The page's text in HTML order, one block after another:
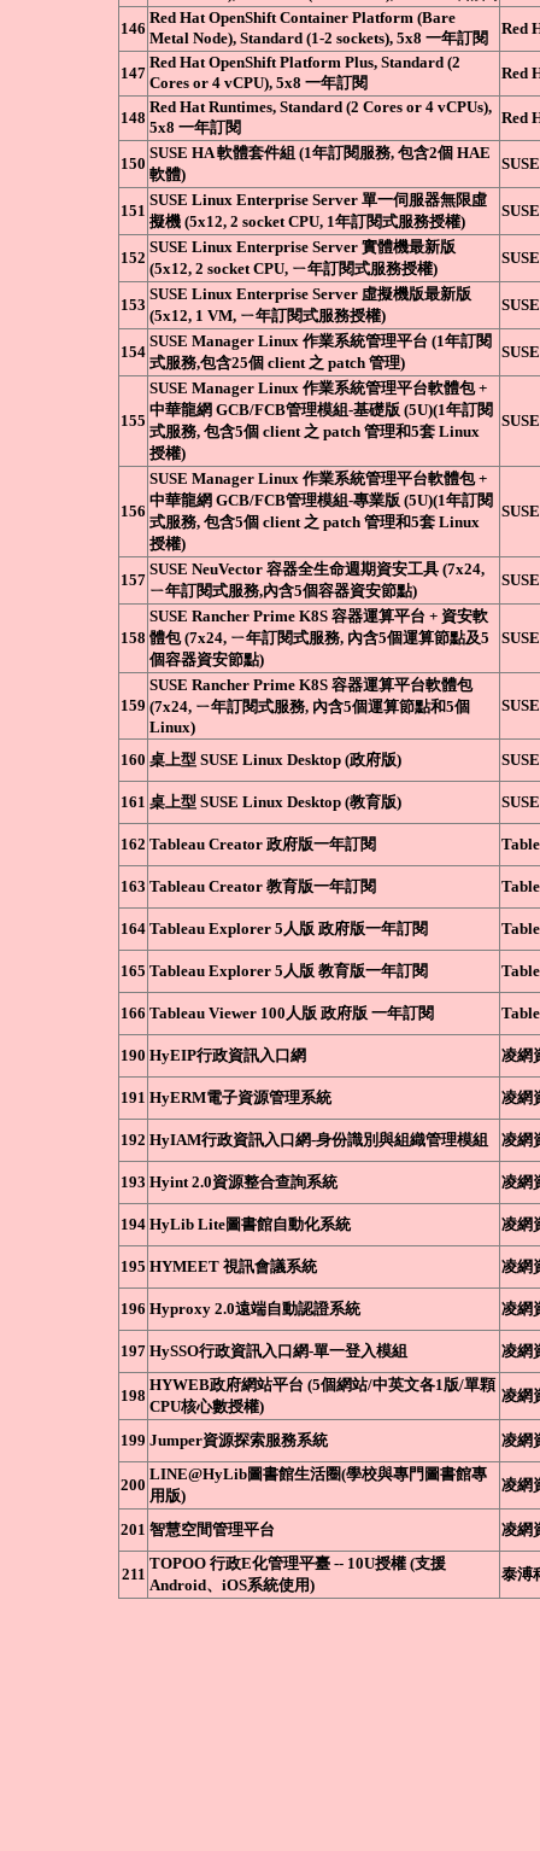
146
Red Hat OpenShift Container Platform (Bare
Metal Node), Standard (1-2 sockets), 5x8 一年訂閱
Red
147
Red Hat OpenShift Platform Plus, Standard (2
Cores or 4 vCPU), 5x8 一年訂閱
Red
148
Red Hat Runtimes, Standard (2 Cores or 4 vCPUs),
5x8 一年訂閱
Red
150
SUSE HA 軟體套件組 (1年訂閱服務, 包含2個 HAE
軟體)
SUSE
151
SUSE Linux Enterprise Server 單一伺服器無限虛
擬機 (5x12, 2 socket CPU, 1年訂閱式服務授權)
SUSE
152
SUSE Linux Enterprise Server 實體機最新版
(5x12, 2 socket CPU, ㄧ年訂閱式服務授權)
SUSE
153
SUSE Linux Enterprise Server 虛擬機版最新版
(5x12, 1 VM, ㄧ年訂閱式服務授權)
SUSE
154
SUSE Manager Linux 作業系統管理平台 (1年訂閱
式服務,包含25個 client 之 patch 管理)
SUSE
155
SUSE Manager Linux 作業系統管理平台軟體包 +
中華龍網 GCB/FCB管理模組-基礎版 (5U)(1年訂閱
式服務, 包含5個 client 之 patch 管理和5套 Linux
授權)
SUSE
156
SUSE Manager Linux 作業系統管理平台軟體包 +
中華龍網 GCB/FCB管理模組-專業版 (5U)(1年訂閱
式服務, 包含5個 client 之 patch 管理和5套 Linux
授權)
SUSE
157
SUSE NeuVector 容器全生命週期資安工具 (7x24,
ㄧ年訂閱式服務,內含5個容器資安節點)
SUSE
158
SUSE Rancher Prime K8S 容器運算平台 + 資安軟
體包 (7x24, ㄧ年訂閱式服務, 內含5個運算節點及5
個容器資安節點)
SUSE
159
SUSE Rancher Prime K8S 容器運算平台軟體包
(7x24, ㄧ年訂閱式服務, 內含5個運算節點和5個
Linux)
SUSE
160 桌上型 SUSE Linux Desktop (政府版) SUSE
161 桌上型 SUSE Linux Desktop (教育版) SUSE
162 Tableau Creator 政府版一年訂閱
163 Tableau Creator 教育版一年訂閱
164 Tableau Explorer 5人版 政府版一年訂閱
165 Tableau Explorer 5人版 教育版一年訂閱
166 Tableau Viewer 100人版 政府版 一年訂閱
190 HyEIP行政資訊入口網 凌網
191 HyERM電子資源管理系統 凌網
192 HyIAM行政資訊入口網-身份識別與組織管理模組 凌網
193 Hyint 2.0資源整合查詢系統 凌網
194 HyLib Lite圖書館自動化系統 凌網
195 HYMEET 視訊會議系統 凌網
196 Hyproxy 2.0遠端自動認證系統 凌網
197 HySSO行政資訊入口網-單一登入模組 凌網
198
HYWEB政府網站平台 (5個網站/中英文各1版/單顆
CPU核心數授權)
凌網
199 Jumper資源探索服務系統 凌網
200
LINE@HyLib圖書館生活圈(學校與專門圖書館專
用版)
凌網
201 智慧空間管理平台 凌網
211
TOPOO 行政E化管理平臺 -- 10U授權 (支援
Android、iOS系統使用)
泰溥